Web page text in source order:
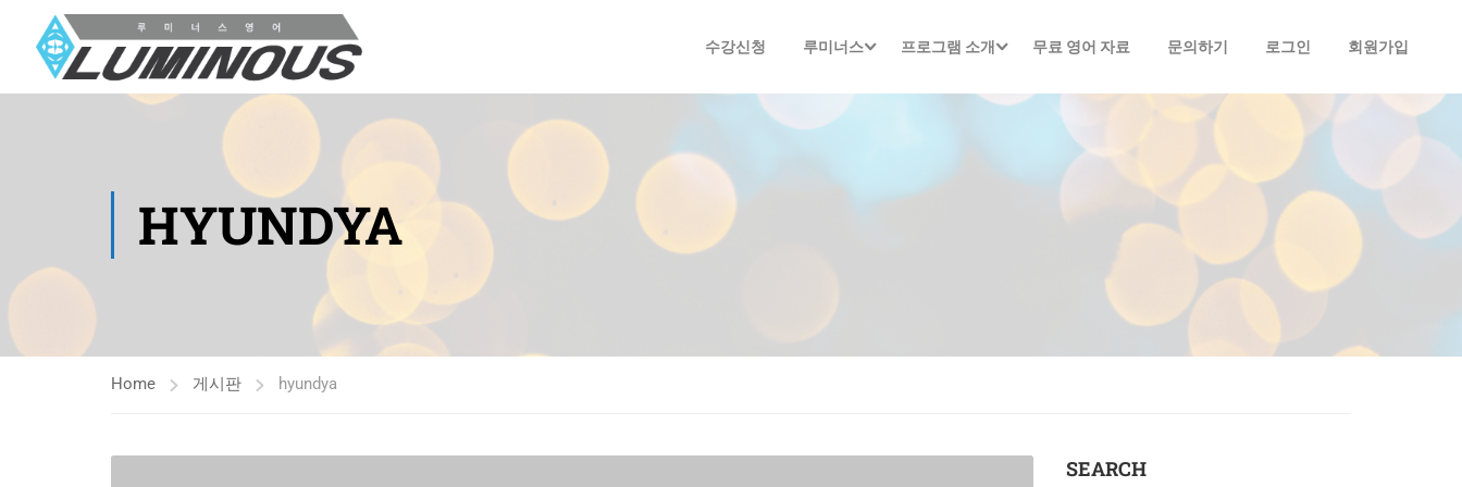
수강신청 루미너스 프로그램 소개 무료 영어 자료 문의하기 로그인 회원가입
HYUNDYA
Home 게시판 hyundya
SEARCH